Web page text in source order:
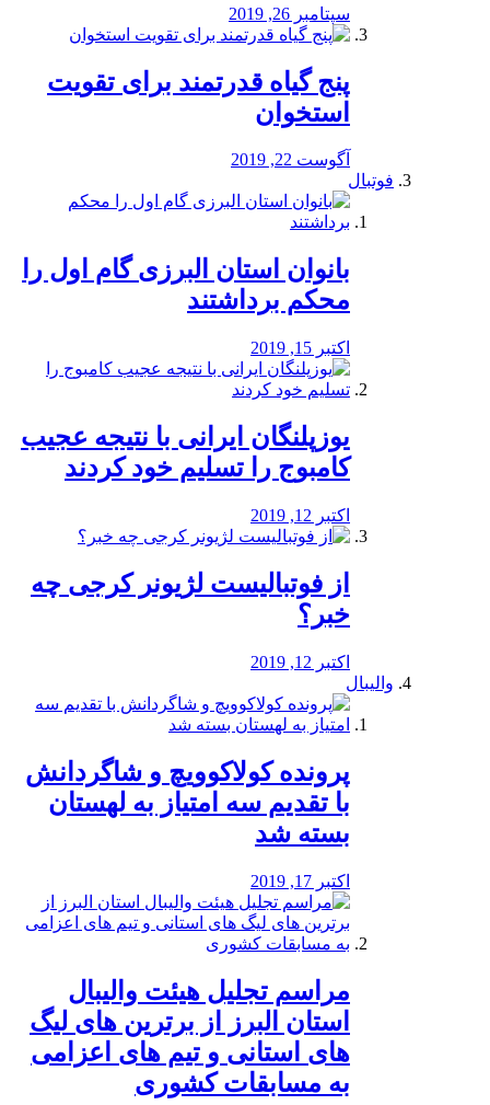
سپتامبر 26, 2019
پنج گیاه قدرتمند برای تقویت
استخوان
آگوست 22, 2019
فوتبال
بانوان استان البرزی گام اول را
محكم برداشتند
اکتبر 15, 2019
یوزپلنگان ایرانی با نتیجه عجیب
کامبوج را تسلیم خود کردند
اکتبر 12, 2019
از فوتبالیست لژیونر کرجی چه
خبر؟
اکتبر 12, 2019
والیبال
پرونده کولاکوویچ و شاگردانش
با تقدیم سه امتیاز به لهستان
بسته شد
اکتبر 17, 2019
مراسم تجلیل هیئت والیبال
استان البرز از برترین های لیگ
های استانی و تیم های اعزامی
به مسابقات کشوری